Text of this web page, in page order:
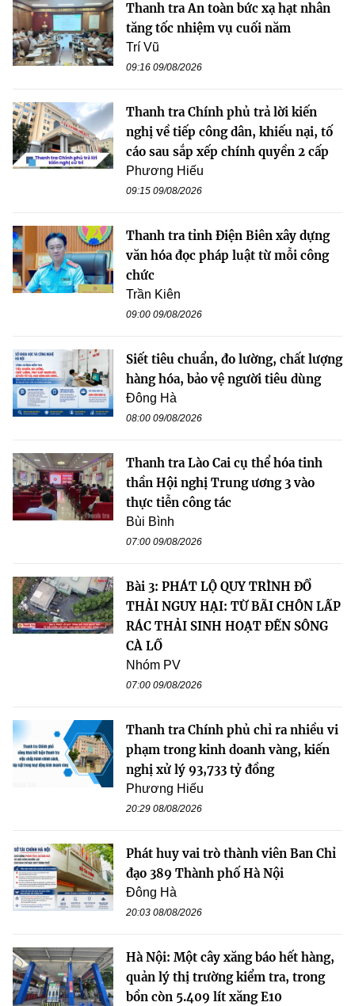
Thanh tra An toàn bức xạ hạt nhân
tăng tốc nhiệm vụ cuối năm
Trí Vũ
09:16 09/08/2026
Thanh tra Chính phủ trả lời kiến
nghị về tiếp công dân, khiếu nại, tố
cáo sau sắp xếp chính quyền 2 cấp
Phương Hiếu
09:15 09/08/2026
Thanh tra tỉnh Điện Biên xây dựng
văn hóa đọc pháp luật từ mỗi công
chức
Trần Kiên
09:00 09/08/2026
Siết tiêu chuẩn, đo lường, chất lượng
hàng hóa, bảo vệ người tiêu dùng
Đông Hà
08:00 09/08/2026
Thanh tra Lào Cai cụ thể hóa tinh
thần Hội nghị Trung ương 3 vào
thực tiễn công tác
Bùi Bình
07:00 09/08/2026
Bài 3: PHÁT LỘ QUY TRÌNH ĐỔ
THẢI NGUY HẠI: TỪ BÃI CHÔN LẤP
RÁC THẢI SINH HOẠT ĐẾN SÔNG
CÀ LỒ
Nhóm PV
07:00 09/08/2026
Thanh tra Chính phủ chỉ ra nhiều vi
phạm trong kinh doanh vàng, kiến
nghị xử lý 93,733 tỷ đồng
Phương Hiếu
20:29 08/08/2026
Phát huy vai trò thành viên Ban Chỉ
đạo 389 Thành phố Hà Nội
Đông Hà
20:03 08/08/2026
Hà Nội: Một cây xăng báo hết hàng,
quản lý thị trường kiểm tra, trong
bồn còn 5.409 lít xăng E10